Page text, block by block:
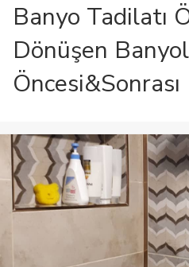
Banyo Tadilatı
Dönüşen
Öncesi&Sonrası